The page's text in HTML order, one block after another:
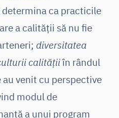
ca practicile
a calității să nu fie
diversitatea
calitățiiîn rândul
venit cu perspective
modul de
a unui program